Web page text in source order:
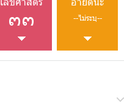
๓๓ --ไม่ระบุ--